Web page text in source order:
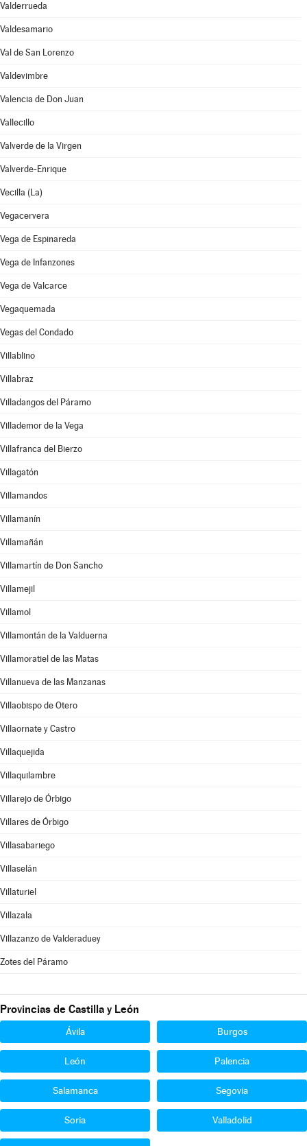
Valderrueda
Valdesamario
Val de San Lorenzo
Valdevimbre
Valencia de Don Juan
Vallecillo
Valverde de la Virgen
Valverde-Enrique
Vecilla (La)
Vegacervera
Vega de Espinareda
Vega de Infanzones
Vega de Valcarce
Vegaquemada
Vegas del Condado
Villablino
Villabraz
Villadangos del Páramo
Villademor de la Vega
Villafranca del Bierzo
Villagatón
Villamandos
Villamanín
Villamañán
Villamartín de Don Sancho
Villamejil
Villamol
Villamontán de la Valduerna
Villamoratiel de las Matas
Villanueva de las Manzanas
Villaobispo de Otero
Villaornate y Castro
Villaquejida
Villaquilambre
Villarejo de Órbigo
Villares de Órbigo
Villasabariego
Villaselán
Villaturiel
Villazala
Villazanzo de Valderaduey
Zotes del Páramo
Provincias de Castilla y León
Ávila Burgos
León Palencia
Salamanca Segovia
Soria Valladolid